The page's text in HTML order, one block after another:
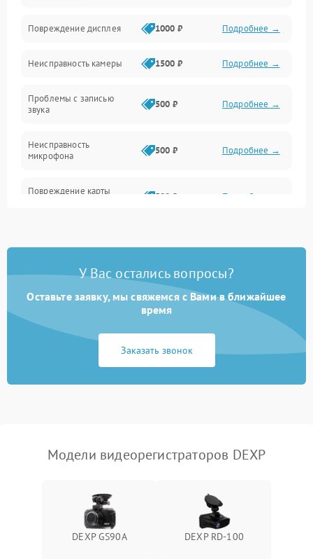
Программное обеспечение
Повреждение дисплея 1000 ₽ Подробнее →
Неисправность камеры 1500 ₽ Подробнее →
Проблемы с записью
звука
500 ₽ Подробнее →
Неисправность
микрофона
500 ₽ Подробнее →
Повреждение карты
500 ₽ Подробнее →
управления
плате
1000 ₽
Неисправность
2000 ₽
(USB, HDMI)
Повреждение внутренних
Подробнее →
У Вас остались вопросы?
Оставьте заявку, мы свяжемся с Вами в ближайшее
время
Заказать звонок
Модели видеорегистраторов DEXP
DEXP GS90A DEXP RD-100